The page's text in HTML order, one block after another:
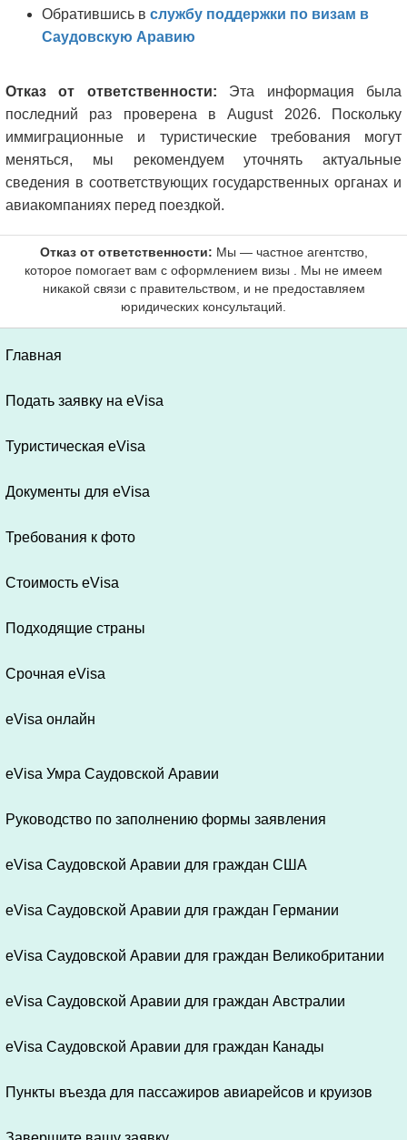
Обратившись в службу поддержки по визам в
Саудовскую Аравию
Отказ от ответственности: Эта информация была
последний раз проверена в August 2026. Поскольку
иммиграционные и туристические требования могут
меняться, мы рекомендуем уточнять актуальные
сведения в соответствующих государственных органах и
авиакомпаниях перед поездкой.
Главная
Подать заявку на eVisa
Туристическая eVisa
Документы для eVisa
Требования к фото
Стоимость eVisa
Подходящие страны
Срочная eVisa
eVisa онлайн
eVisa Умра Саудовской Аравии
Руководство по заполнению формы заявления
eVisa Саудовской Аравии для граждан США
eVisa Саудовской Аравии для граждан Германии
eVisa Саудовской Аравии для граждан Великобритании
eVisa Саудовской Аравии для граждан Австралии
eVisa Саудовской Аравии для граждан Канады
Пункты въезда для пассажиров авиарейсов и круизов